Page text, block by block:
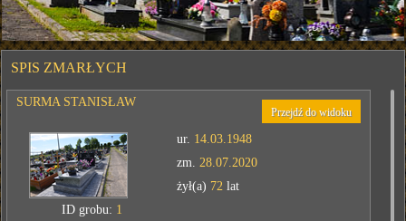
SPIS ZMARŁYCH
SURMA STANISŁAW
Przejdź do widoku
ur. 14.03.1948
zm.28.07.2020
żył(a) 72 lat
ID grobu: 1